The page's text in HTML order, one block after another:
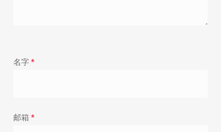
名字 *
邮箱 *